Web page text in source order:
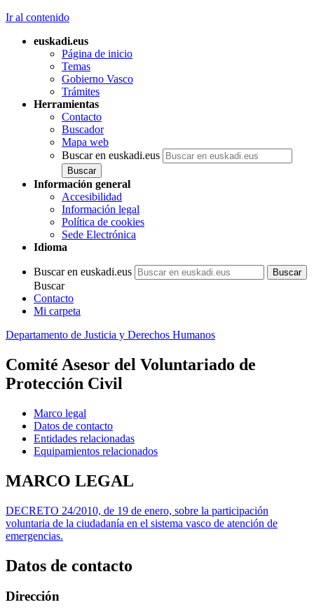
Ir al contenido
euskadi.eus
Página de inicio
Temas
Gobierno Vasco
Trámites
Herramientas
Contacto
Buscador
Mapa web
Buscar en euskadi.eus
Información general
Accesibilidad
Información legal
Política de cookies
Sede Electrónica
Idioma
Buscar en euskadi.eus
Buscar
Contacto
Mi carpeta
Departamento de Justicia y Derechos Humanos
Comité Asesor del Voluntariado de
Protección Civil
Marco legal
Datos de contacto
Entidades relacionadas
Equipamientos relacionados
MARCO LEGAL
DECRETO 24/2010, de 19 de enero, sobre la participación
voluntaria de la ciudadanía en el sistema vasco de atención de
emergencias.
Datos de contacto
Dirección